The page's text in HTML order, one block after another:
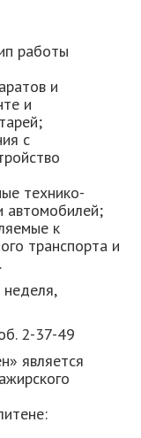
работы
и
и
с
технико-
автомобилей;
к
транспорта и
неделя,
2-37-49
является